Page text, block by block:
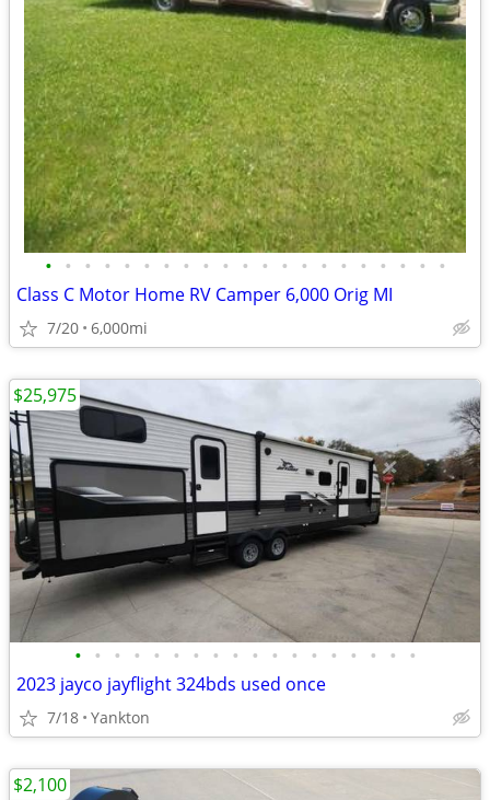
• • • • • • • • • • • • • • • • • • • • •
Class C Motor Home RV Camper 6,000 Orig MI
7/20 6,000mi
• • • • • • • • • • • • • • • • • •
2023 jayco jayflight 324bds used once
7/18 Yankton
$25,975
$2,100